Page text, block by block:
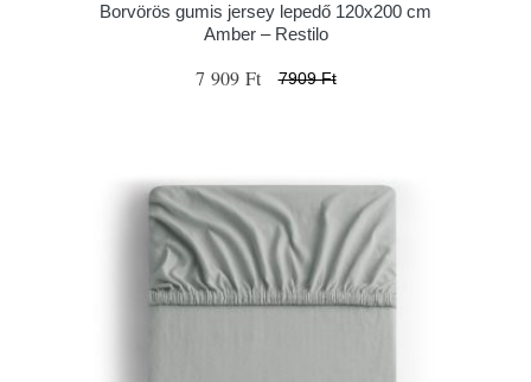
Borvörös gumis jersey lepedő 120x200 cm
Amber – Restilo
7 909 Ft 7909 Ft